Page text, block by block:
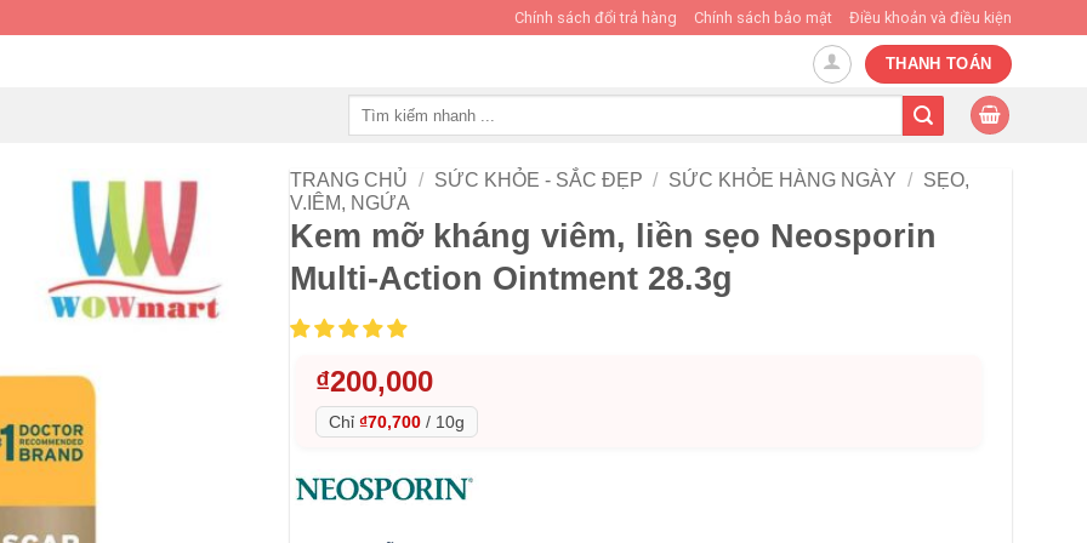
Chính sách đổi trả hàng Chính sách bảo mật Điều khoản và điều kiện
THANH TOÁN
TRANG CHỦ / SỨC KHỎE - SẮC ĐẸP / SỨC KHỎE HÀNG NGÀY / SẸO,
V.IÊM, NGỨA
Kem mỡ kháng viêm, liền sẹo Neosporin
Multi-Action Ointment 28.3g
₫200,000
Chỉ ₫70,700 / 10g